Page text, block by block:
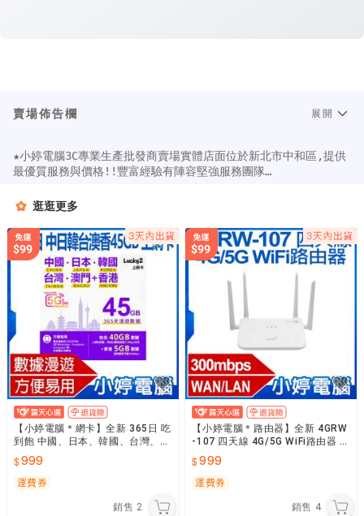
賣場佈告欄 展開
★小婷電腦3C專業生產批發商賣場實體店面位於新北市中和區,提供
最優質服務與價格!!豐富經驗有陣容堅強服務團隊
位時代人氣賣家等媒體業界一致的肯定
★門市地址:新北市中和區景新街103號
★門市營業時間：週一~週五8:00~18:00(國定假日休息)
★小婷電腦不會電話主動要求您操作ATM(提款機)匯款/分期等更改
逛逛更多
【小婷電腦＊網卡】全新 365日 吃
到飽 中國、日本、韓國、台灣、澳
門、香港 45GB 上網卡 年卡 漫遊
數據 即插即用
999
運費券
銷售 2
【小婷電腦＊路由器】全新 4GRW
-107 四天線 4G/5G WiFi路由器 SI
M卡隨插即用 300Mbps WAN
999
運費券
銷售 4